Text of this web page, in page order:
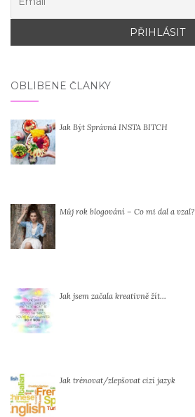
OBLÍBENÉ ČLÁNKY
Jak Být Správná INSTA BITCH
Můj rok blogování – Co mi dal a vzal?
Jak jsem začala kreativně žít…
Jak trénovat/zlepšovat cizí jazyk